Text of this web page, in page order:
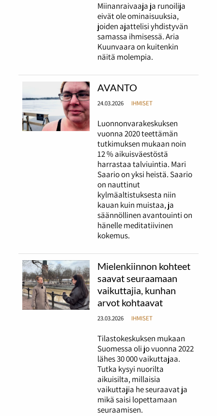
Miinanraivaaja ja runoilija
eivät ole ominaisuuksia,
joiden ajattelisi yhdistyvän
samassa ihmisessä. Aria
Kuunvaara on kuitenkin
näitä molempia.
AVANTO
24.03.2026 IHMISET
Luonnonvarakeskuksen
vuonna 2020 teettämän
tutkimuksen mukaan noin
12 % aikuisväestöstä
harrastaa talviuintia. Mari
Saario on yksi heistä. Saario
on nauttinut
kylmäaltistuksesta niin
kauan kuin muistaa, ja
säännöllinen avantouinti on
hänelle meditatiivinen
kokemus.
Mielenkiinnon kohteet
saavat seuraamaan
vaikuttajia, kunhan
arvot kohtaavat
23.03.2026 IHMISET
Tilastokeskuksen mukaan
Suomessa oli jo vuonna 2022
lähes 30 000 vaikuttajaa.
Tutka kysyi nuorilta
aikuisilta, millaisia
vaikuttajia he seuraavat ja
mikä saisi lopettamaan
seuraamisen.